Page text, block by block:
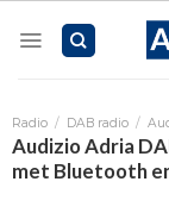
Radio / DAB radio /
Audizio Adria
met Bluetooth